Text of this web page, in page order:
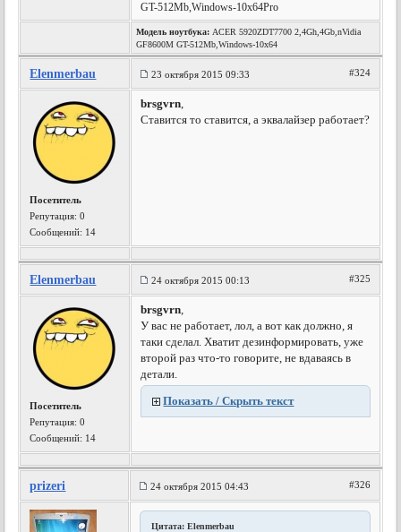
GT-512Mb,Windows-10x64Pro
Модель ноутбука: ACER 5920ZDT7700 2,4Gh,4Gb,nVidia
GF8600M GT-512Mb,Windows-10x64
Elenmerbau 23 октября 2015 09:33 #324
Посетитель
Репутация:0
Сообщений: 14
brsgvrn,
Ставится то ставится, а эквалайзер работает?
Elenmerbau 24 октября 2015 00:13 #325
Посетитель
Репутация:0
Сообщений: 14
brsgvrn,
У вас не работает, лол, а вот как должно, я
таки сделал. Хватит дезинформировать, уже
второй раз что-то говорите, не вдаваясь в
детали.
Показать / Скрыть текст
prizeri 24 октября 2015 04:43 #326
Цитата: Elenmerbau